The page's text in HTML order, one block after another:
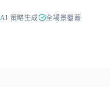
AI 策略生成 全場景覆蓋